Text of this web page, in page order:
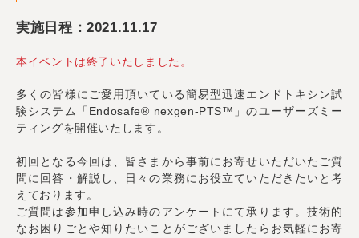
実施日程：2021.11.17
本イベントは終了いたしました。
多くの皆様にご愛用頂いている簡易型迅速エンドトキシン試
験システム「Endosafe® nexgen-PTS™」のユーザーズミー
ティングを開催いたします。
初回となる今回は、皆さまから事前にお寄せいただいたご質
問に回答・解説し、日々の業務にお役立ていただきたいと考
えております。
ご質問は参加申し込み時のアンケートにて承ります。技術的
なお困りごとや知りたいことがございましたらお気軽にお寄